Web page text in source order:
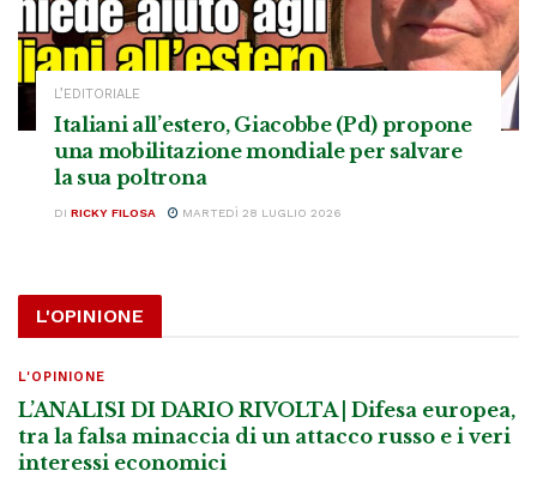
L’EDITORIALE
Italiani all’estero, Giacobbe (Pd) propone
una mobilitazione mondiale per salvare
la sua poltrona
DI RICKY FILOSA MARTEDÌ 28 LUGLIO 2026
L'OPINIONE
L'OPINIONE
L’ANALISI DI DARIO RIVOLTA | Difesa europea,
tra la falsa minaccia di un attacco russo e i veri
interessi economici